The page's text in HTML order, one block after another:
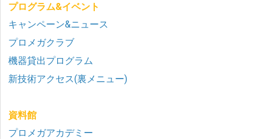
プログラム&イベント
キャンペーン&ニュース
プロメガクラブ
機器貸出プログラム
新技術アクセス(裏メニュー)
資料館
プロメガアカデミー